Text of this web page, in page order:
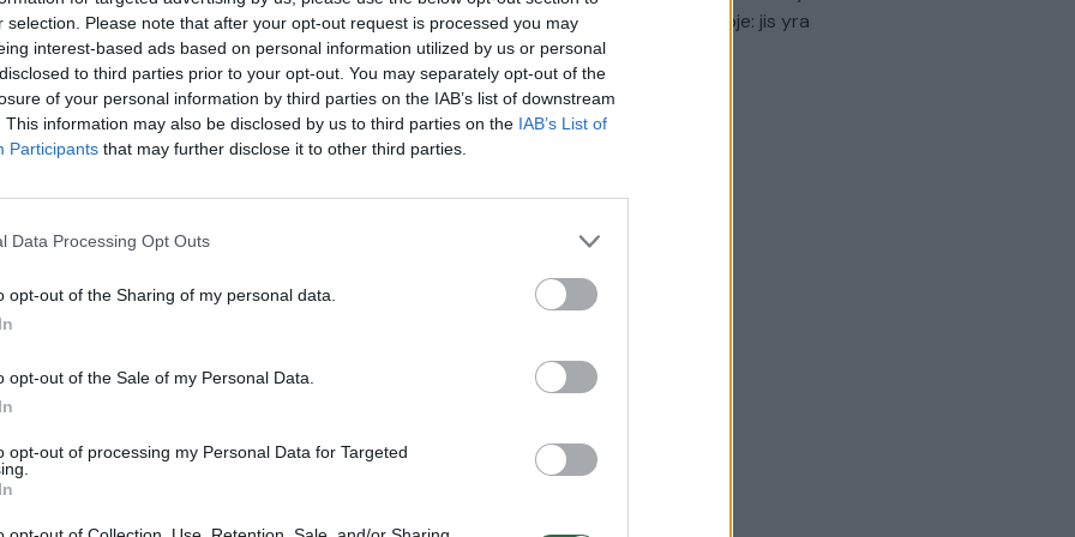
selection. Please note that after your opt-out request is processed you may
interest-based ads based on personal information utilized by us or personal
to third parties prior to your opt-out. You may separately opt-out of the
of your personal information by third parties on the IAB’s list of downstream
This information may also be disclosed by us to third parties on the IAB’s List of
Participants that may further disclose it to other third parties.
Data Processing Opt Outs
opt-out of the Sharing of my personal data.
opt-out of the Sale of my Personal Data.
opt-out of processing my Personal Data for Targeted
Visi įrašai
–
kasdienybė – priekabiavimas, patyčios ir
įsitvirtinti Ukrainos politikoje: jis yra
neteisus